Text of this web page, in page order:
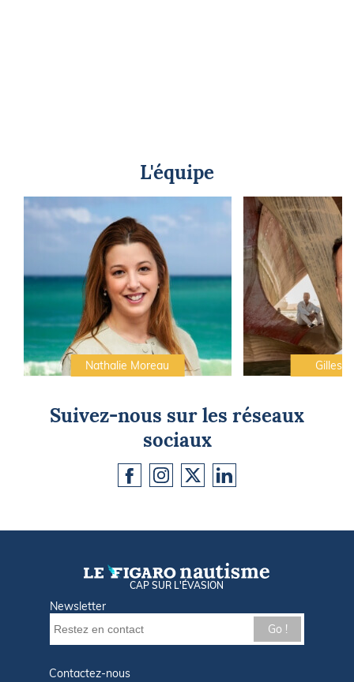
L'équipe
Nathalie Moreau Gilles
Suivez-nous sur les réseaux
sociaux
CAP SUR L'ÉVASION
Newsletter
Go !
Contactez-nous